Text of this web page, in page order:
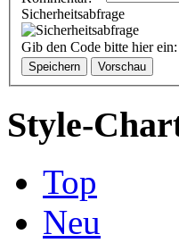
Sicherheitsabfrage
Gib den Code bitte hier ein:
Style-
Top
Neu